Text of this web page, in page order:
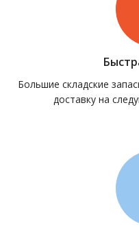
Большие складские
доставку на